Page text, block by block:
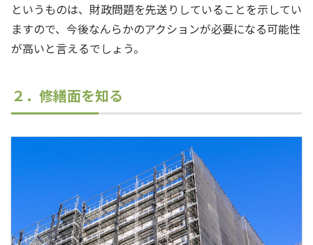
というものは、財政問題を先送りしていることを示してい
ますので、今後なんらかのアクションが必要になる可能性
が高いと言えるでしょう。
２．修繕面を知る